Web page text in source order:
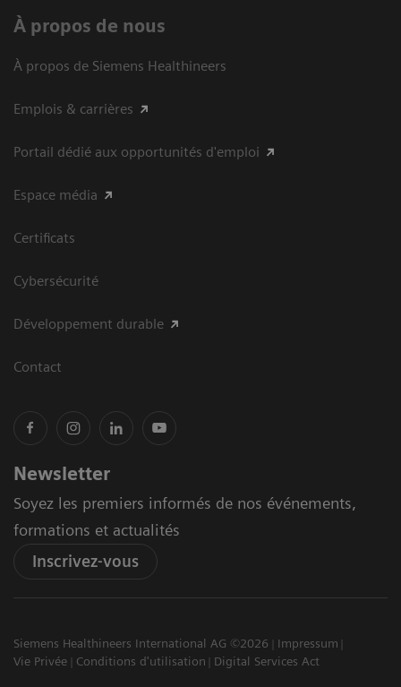
À propos de nous
À propos de Siemens Healthineers
Emplois & carrières
Portail dédié aux opportunités d'emploi
Espace média
Certificats
Cybersécurité
Développement durable
Contact
Newsletter
Soyez les premiers informés de nos événements,
formations et actualités
Inscrivez-vous
Siemens Healthineers International AG ©2026
Impressum
Vie Privée
Conditions d'utilisation Digital Services Act